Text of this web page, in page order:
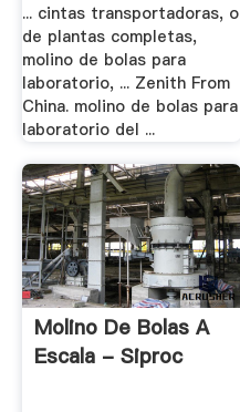
... cintas transportadoras, o
de plantas completas,
molino de bolas para
laboratorio, ... Zenith From
China. molino de bolas para
laboratorio del ...
Molino De Bolas A
Escala - Siproc